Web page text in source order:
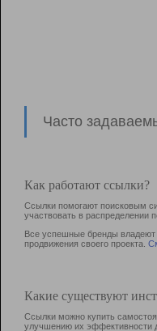
Часто
Как работают ссылки?
Ссылки помогают поисковым
участвовать в раcпределении
Все успешные бренды владеют
продвижения своего проекта.
Какие существуют
Ссылки можно купить
улучшению их эффективности